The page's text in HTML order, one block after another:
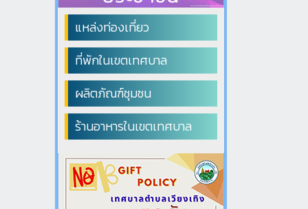
แหล่งท่องเที่ยว
ที่พักในเขตเทศบาล
ผลิตภัณฑ์ชุมชน
ร้านอาหารในเขตเทศบาล